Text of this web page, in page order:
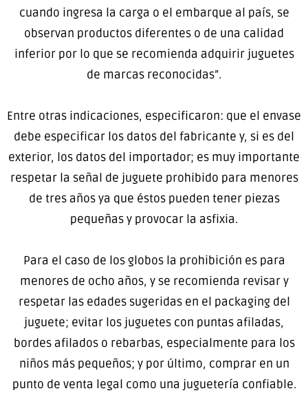
cuando ingresa la carga o el embarque al país, se
observan productos diferentes o de una calidad
inferior por lo que se recomienda adquirir juguetes
de marcas reconocidas”.
Entre otras indicaciones, especificaron: que el envase
debe especificar los datos del fabricante y, si es del
exterior, los datos del importador; es muy importante
respetar la señal de juguete prohibido para menores
de tres años ya que éstos pueden tener piezas
pequeñas y provocar la asfixia.
Para el caso de los globos la prohibición es para
menores de ocho años, y se recomienda revisar y
respetar las edades sugeridas en el packaging del
juguete; evitar los juguetes con puntas afiladas,
bordes afilados o rebarbas, especialmente para los
niños más pequeños; y por último, comprar en un
punto de venta legal como una juguetería confiable.